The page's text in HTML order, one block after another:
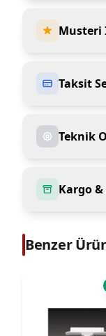
Musteri
Taksit
Teknik
Kargo
Benzer